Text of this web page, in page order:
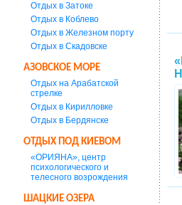
Отдых в Затоке
Отдых в Коблево
Отдых в Железном порту
Отдых в Скадовске
АЗОВСКОЕ МОРЕ
Отдых на Арабатской
стрелке
Отдых в Кирилловке
Отдых в Бердянске
ОТДЫХ ПОД КИЕВОМ
«ОРИЯНА», центр
психологического и
телесного возрождения
ШАЦКИЕ ОЗЕРА